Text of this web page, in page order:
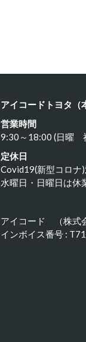
アイコードトヨタ（
営業時間
9:30～18:00 (日曜
定休日
Covid19(新型コロナ
水曜日・日曜日は休
アイコード （株式
インボイス番号 :